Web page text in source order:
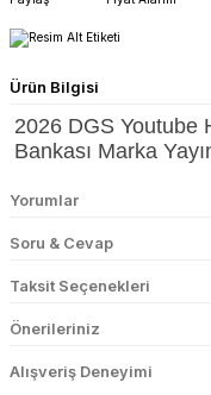
Ürün Bilgisi
2026 DGS Youtube
Bankası Marka
Yorumlar
Soru & Cevap
Taksit Seçenekleri
Önerileriniz
Alışveriş Deneyimi